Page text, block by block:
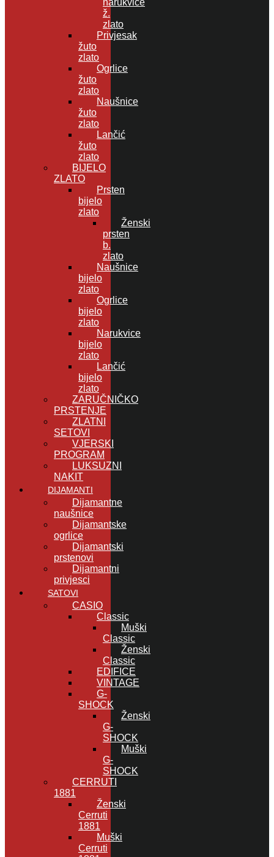
ž.
zlato
Privjesak
žuto
zlato
Ogrlice
žuto
zlato
Naušnice
žuto
zlato
Lančić
žuto
zlato
BIJELO
ZLATO
Prsten
bijelo
zlato
Ženski
prsten
b.
zlato
Naušnice
bijelo
zlato
Ogrlice
bijelo
zlato
Narukvice
bijelo
zlato
Lančić
bijelo
zlato
ZARUČNIČKO
PRSTENJE
ZLATNI
SETOVI
VJERSKI
PROGRAM
LUKSUZNI
NAKIT
DIJAMANTI
Dijamantne
naušnice
Dijamantske
ogrlice
Dijamantski
prstenovi
Dijamantni
privjesci
SATOVI
CASIO
Classic
Muški
Classic
Ženski
Classic
EDIFICE
VINTAGE
G-
SHOCK
Ženski
G-
SHOCK
Muški
G-
SHOCK
CERRUTI
1881
Ženski
Cerruti
1881
Muški
Cerruti